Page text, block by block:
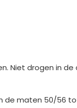
Niet drogen in de
de maten 50/56